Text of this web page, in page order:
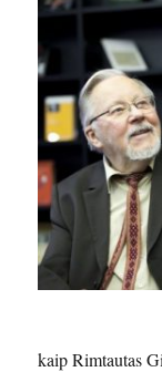
kaip Rimtautas